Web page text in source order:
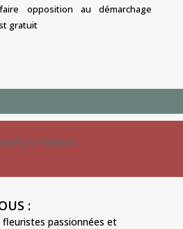
opposition au démarchage
gratuit
:
passionnées et